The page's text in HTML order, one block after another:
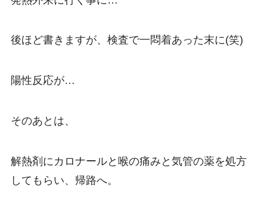
後ほど書きますが、検査で一悶着あった末に(笑)
陽性反応が…
そのあとは、
解熱剤にカロナールと喉の痛みと気管の薬を処方
してもらい、帰路へ。